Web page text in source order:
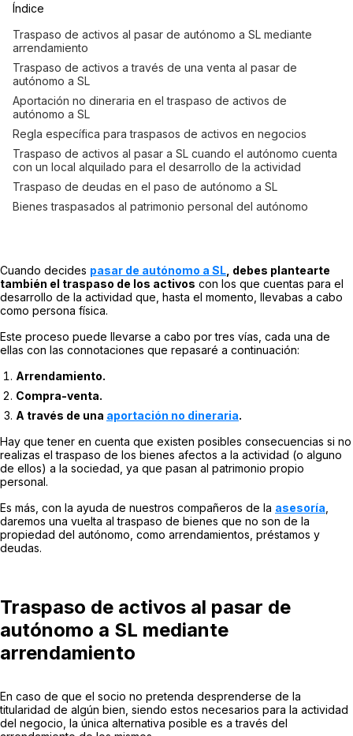
Índice
Traspaso de activos al pasar de autónomo a SL mediante
arrendamiento
Traspaso de activos a través de una venta al pasar de
autónomo a SL
Aportación no dineraria en el traspaso de activos de
autónomo a SL
Regla específica para traspasos de activos en negocios
Traspaso de activos al pasar a SL cuando el autónomo cuenta
con un local alquilado para el desarrollo de la actividad
Traspaso de deudas en el paso de autónomo a SL
Bienes traspasados al patrimonio personal del autónomo
Cuando decides pasar de autónomo a SL , debes plantearte
también el traspaso de los activos con los que cuentas para el
desarrollo de la actividad que, hasta el momento, llevabas a cabo
como persona física.
Este proceso puede llevarse a cabo por tres vías, cada una de
ellas con las connotaciones que repasaré a continuación:
Arrendamiento.
Compra-venta.
A través de una aportación no dineraria.
Hay que tener en cuenta que existen posibles consecuencias si no
realizas el traspaso de los bienes afectos a la actividad (o alguno
de ellos) a la sociedad, ya que pasan al patrimonio propio
personal.
Es más, con la ayuda de nuestros compañeros de la asesoría
daremos una vuelta al traspaso de bienes que no son de la
propiedad del autónomo, como arrendamientos, préstamos y
deudas.
Traspaso de activos al pasar de
autónomo a SL mediante
arrendamiento
En caso de que el socio no pretenda desprenderse de la
titularidad de algún bien, siendo estos necesarios para la actividad
del negocio, la única alternativa posible es a través del